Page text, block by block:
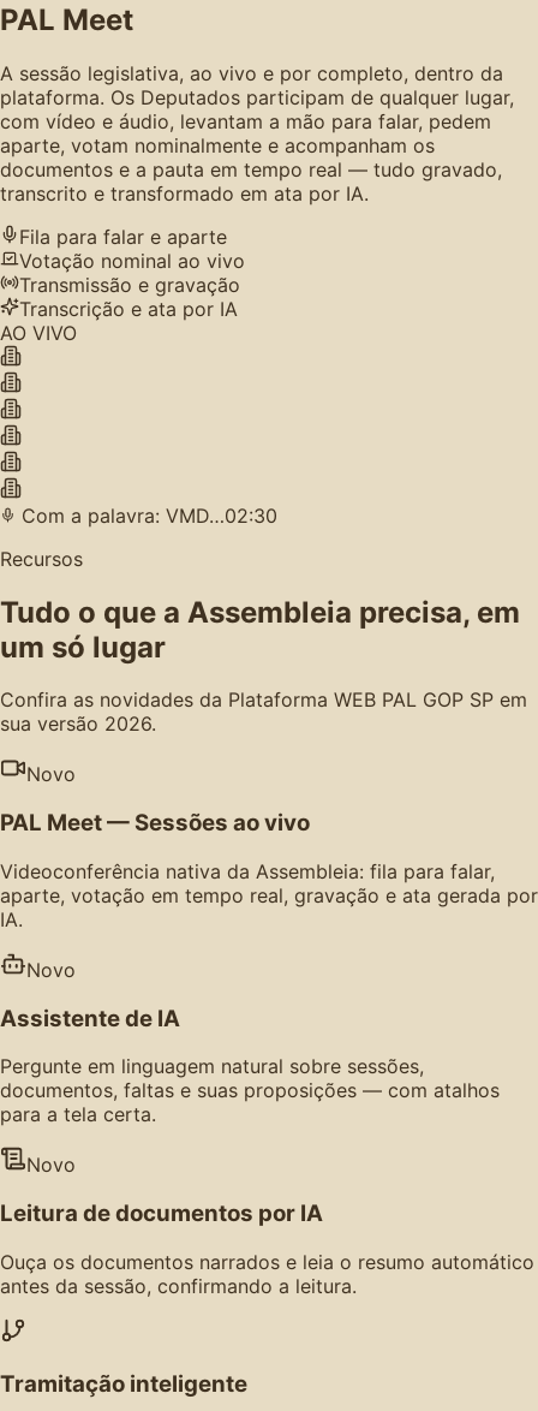
PAL Meet
A sessão legislativa, ao vivo e por completo, dentro da
plataforma. Os Deputados participam de qualquer lugar,
com vídeo e áudio, levantam a mão para falar, pedem
aparte, votam nominalmente e acompanham os
documentos e a pauta em tempo real — tudo gravado,
transcrito e transformado em ata por IA.
Fila para falar e aparte
Votação nominal ao vivo
Transmissão e gravação
Transcrição e ata por IA
AO VIVO
Com a palavra: VMD…02:30
Recursos
Tudo o que a Assembleia precisa, em
um só lugar
Confira as novidades da Plataforma WEB PAL GOP SP em
sua versão 2026.
Novo
PAL Meet — Sessões ao vivo
Videoconferência nativa da Assembleia: fila para falar,
aparte, votação em tempo real, gravação e ata gerada por
IA.
Novo
Assistente de IA
Pergunte em linguagem natural sobre sessões,
documentos, faltas e suas proposições — com atalhos
para a tela certa.
Novo
Leitura de documentos por IA
Ouça os documentos narrados e leia o resumo automático
antes da sessão, confirmando a leitura.
Tramitação inteligente